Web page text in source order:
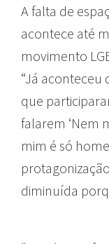
A falta de
acontece até
movimento
“Já aconteceu
que
falarem ‘Nem
mim é só
diminuída